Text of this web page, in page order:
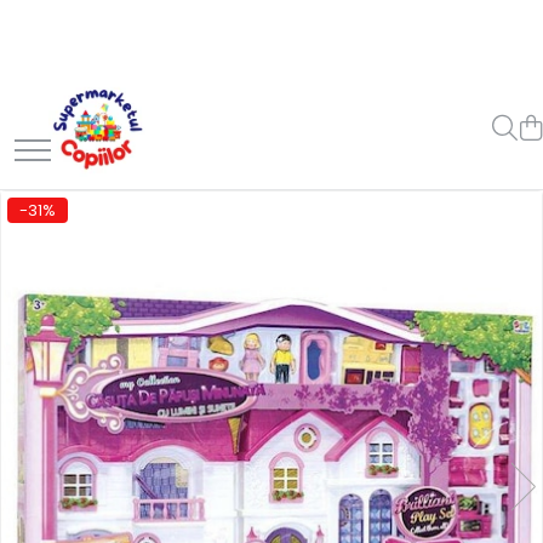
Casa, Gradina & Bricolaj
Decoratiuni
Accesorii pentru petrecere
Piscine
Gaming, Carti & Birotica
Carti pentru copii
Activitati extracurriculare
Povesti pentru copii
Carti de Povesti pentru Copii
Rechizite si papetarie pentru
copii
-31%